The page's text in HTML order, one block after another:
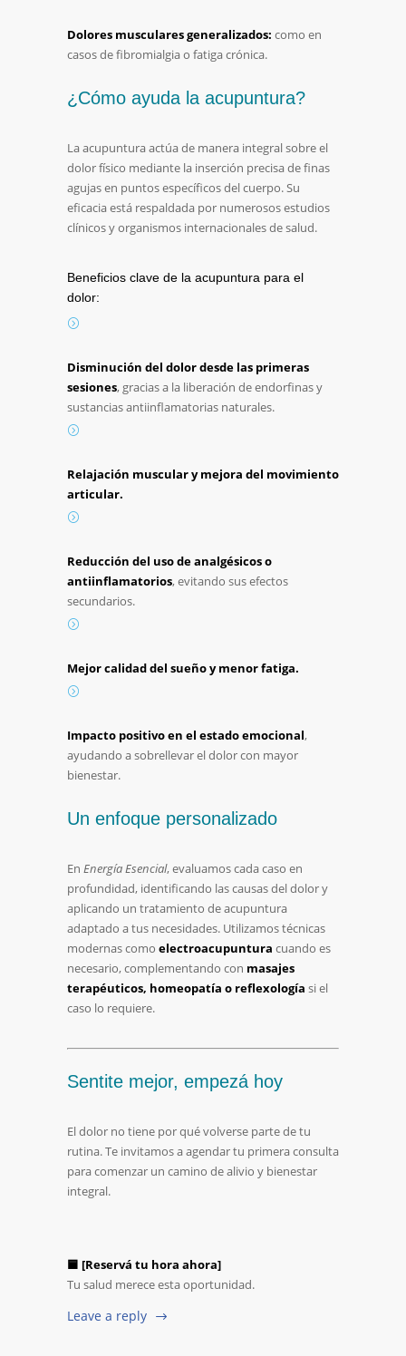
Dolores muscularesgeneralizados: como en
casosdefibromialgiao fatigacrónica.
¿ Cómo ayuda la acupuntura?
Laacupunturaactúade manera integralsobreel
dolorfísico mediante la inserción precisadefinas
agujasen puntosespecíficosdelcuerpo.Su
eficaciaestá respaldada por numerososestudios
clínicosyorganismos internacionalesdesalud.
Beneficios clave de la acupuntura para el
dolor:
Disminución del dolordesde las primeras
sesiones, graciasa la liberación deendorfinasy
sustanciasantiinflamatorias naturales.
Relajación muscularymejora del movimiento
articular.
Reducción del usodeanalgésicoso
antiinflamatorios,evitando susefectos
secundarios.
Mejorcalidaddel sueñoymenorfatiga.
Impacto positivoen el estadoemocional,
ayudando asobrellevareldolorcon mayor
bienestar.
Un enfoque personalizado
En EnergíaEsencial,evaluamoscadacaso en
profundidad, identificando lascausasdeldolory
aplicando un tratamiento deacupuntura
adaptado atus necesidades. Utilizamostécnicas
modernascomo electroacupuntura cuando es
necesario,complementando con masajes
terapéuticos, homeopatía o reflexología siel
caso lo requiere.
Sentite mejor, empezá hoy
Eldolor no tiene porquévolverse partedetu
rutina.Te invitamosaagendartu primeraconsulta
paracomenzar un camino dealivio y bienestar
integral.
🟦 [Reservá tu hora ahora]
Tu salud mereceestaoportunidad.
Leave a reply